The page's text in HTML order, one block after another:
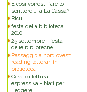
E così vorresti fare lo
scrittore ... a La Cassa?
Ricu
festa della biblioteca
2010
25 settembre - festa
delle biblioteche
Passaggio a nord ovest:
reading letterari in
biblioteca
Corsi di lettura
espressiva - Nati per
Leggere